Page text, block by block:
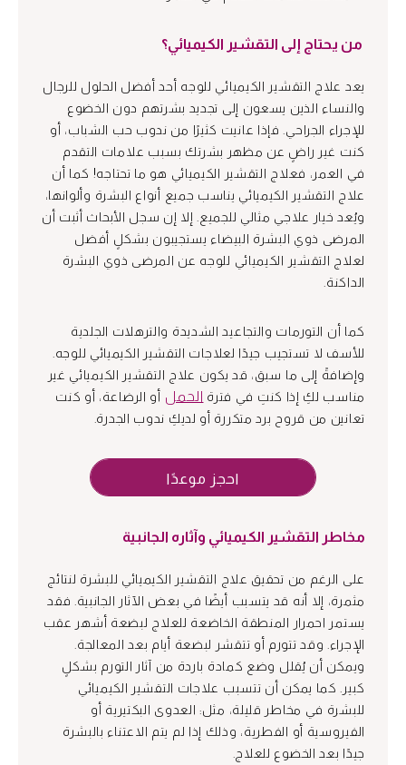
من يحتاج إلى التقشير الكيميائي؟
يعد علاج التقشير الكيميائي للوجه أحد أفضل الحلول للرجال
والنساء الذين يسعون إلى تجديد بشرتهم دون الخضوع
للإجراء الجراحي. فإذا عانيت كثيرًا من ندوب حب الشباب، أو
كنت غير راضٍ عن مظهر بشرتك بسبب علامات التقدم
في العمر، فعلاج التقشير الكيميائي هو ما تحتاجه! كما أن
علاج التقشير الكيميائي يناسب جميع أنواع البشرة وألوانها،
ويُعد خيار علاجي مثالي للجميع. إلا إن سجل الأبحاث أثبت أن
المرضى ذوي البشرة البيضاء يستجيبون بشكلٍ أفضل
لعلاج التقشير الكيميائي للوجه عن المرضى ذوي البشرة
الداكنة.
كما أن التورمات والتجاعيد الشديدة والترهلات الجلدية
للأسف لا تستجيب جيدًا لعلاجات التقشير الكيميائي للوجه.
وإضافةً إلى ما سبق، قد يكون علاج التقشير الكيميائي غير
مناسب لكِ إذا كنتِ في فترة الحمل أو الرضاعة، أو كنت
تعانين من قروح برد متكررة أو لديكِ ندوب الجدرة.
احجز موعدًا
مخاطر التقشير الكيميائي وآثاره الجانبية
على الرغم من تحقيق علاج التقشير الكيميائي للبشرة لنتائج
مثمرة، إلا أنه قد يتسبب أيضًا في بعض الآثار الجانبية. فقد
يستمر احمرار المنطقة الخاضعة للعلاج لبضعة أشهر عقب
الإجراء. وقد تتورم أو تتقشر لبضعة أيام بعد المعالجة.
ويمكن أن يُقلل وضع كمادة باردة من آثار التورم بشكلٍ
كبير. كما يمكن أن تتسبب علاجات التقشير الكيميائي
للبشرة في مخاطر قليلة، مثل: العدوى البكتيرية أو
الفيروسية أو الفطرية، وذلك إذا لم يتم الاعتناء بالبشرة
جيدًا بعد الخضوع للعلاج.